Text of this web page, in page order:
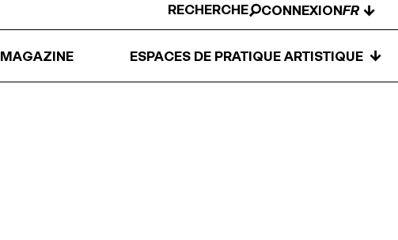
RECHERCHE CONNEXION ↓
MAGAZINE ESPACES DE PRATIQUE ARTISTIQUE ↓